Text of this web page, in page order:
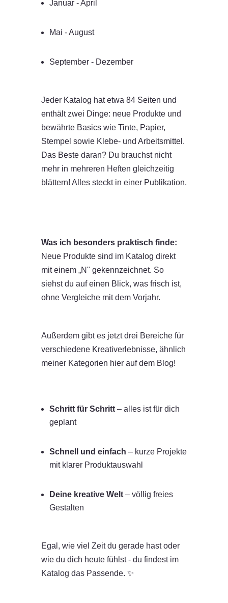
Januar - April
Mai - August
September - Dezember
Jeder Katalog hat etwa 84 Seiten und
enthält zwei Dinge: neue Produkte und
bewährte Basics wie Tinte, Papier,
Stempel sowie Klebe- und Arbeitsmittel.
Das Beste daran? Du brauchst nicht
mehr in mehreren Heften gleichzeitig
blättern! Alles steckt in einer Publikation.
Was ich besonders praktisch finde:
Neue Produkte sind im Katalog direkt
mit einem „N" gekennzeichnet. So
siehst du auf einen Blick, was frisch ist,
ohne Vergleiche mit dem Vorjahr.
Außerdem gibt es jetzt drei Bereiche für
verschiedene Kreativerlebnisse, ähnlich
meiner Kategorien hier auf dem Blog!
Schritt für Schritt– alles ist für dich
geplant
Schnell und einfach – kurze Projekte
mit klarer Produktauswahl
Deine kreative Welt– völlig freies
Gestalten
Egal, wie viel Zeit du gerade hast oder
wie du dich heute fühlst - du findest im
Katalog das Passende. ✨